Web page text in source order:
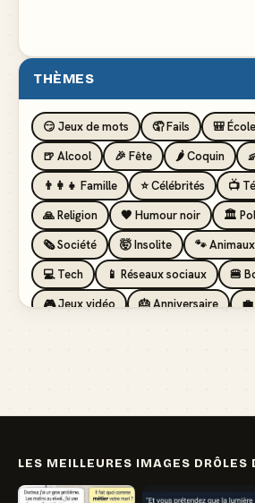
THÈMES
😏 Jeux de mots 🤦 Fails 🎒 École
🍺 Alcool
🎉 Fête 🌶️ Coquin
👨‍👩‍👧 Famille
⭐ Célébrités 📺
🙏 Religion
🖤 Humour noir
🏛️
🗞️ Société
🤯 Insolite 🐾 Animaux
💻 Tech
📱 Réseaux sociaux
🍔
🎮 Jeux vidéo
🎂 Anniversaire
LES MEILLEURES IMAGES DRÔLES